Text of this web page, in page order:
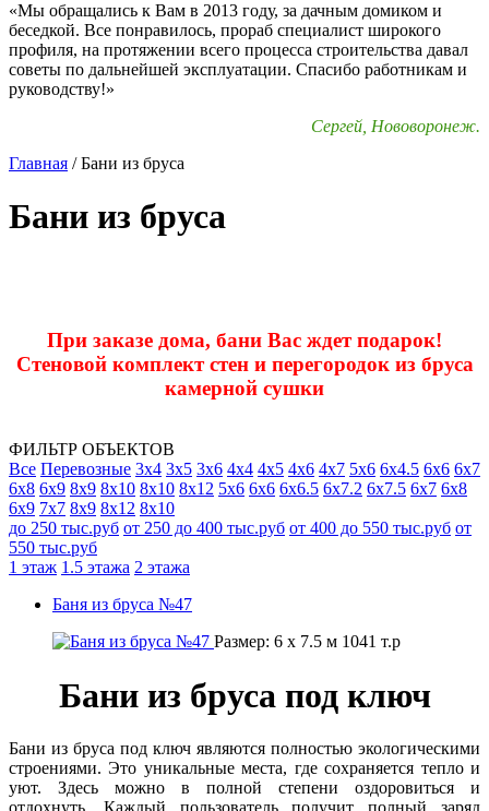
«Мы обращались к Вам в 2013 году, за дачным домиком и
беседкой. Все понравилось, прораб специалист широкого
профиля, на протяжении всего процесса строительства давал
советы по дальнейшей эксплуатации. Спасибо работникам и
руководству!»
Сергей, Нововоронеж.
Главная /Бани из бруса
Бани из бруса
При заказе дома, бани Вас ждет подарок!
Стеновой комплект стен и перегородок из бруса
камерной сушки
ФИЛЬТР ОБЪЕКТОВ
Все Перевозные 3х4 3х5 3х6 4х4 4х5 4х6 4х7 5х6 6х4.5 6х6 6х7
6х8 6х9 8х9 8х10 8x10 8х12 5х6 6х6 6х6.5 6х7.2 6х7.5 6х7 6х8
6х9 7х7 8х9 8х12 8x10
до 250 тыс.руб от 250 до 400 тыс.руб от 400 до 550 тыс.руб от
550 тыс.руб
1 этаж 1.5 этажа 2 этажа
Баня из бруса №47
Размер: 6 x 7.5 м 1041 т.р
Бани из бруса под ключ
Бани из бруса под ключ являются полностью экологическими
строениями. Это уникальные места, где сохраняется тепло и
уют. Здесь можно в полной степени оздоровиться и